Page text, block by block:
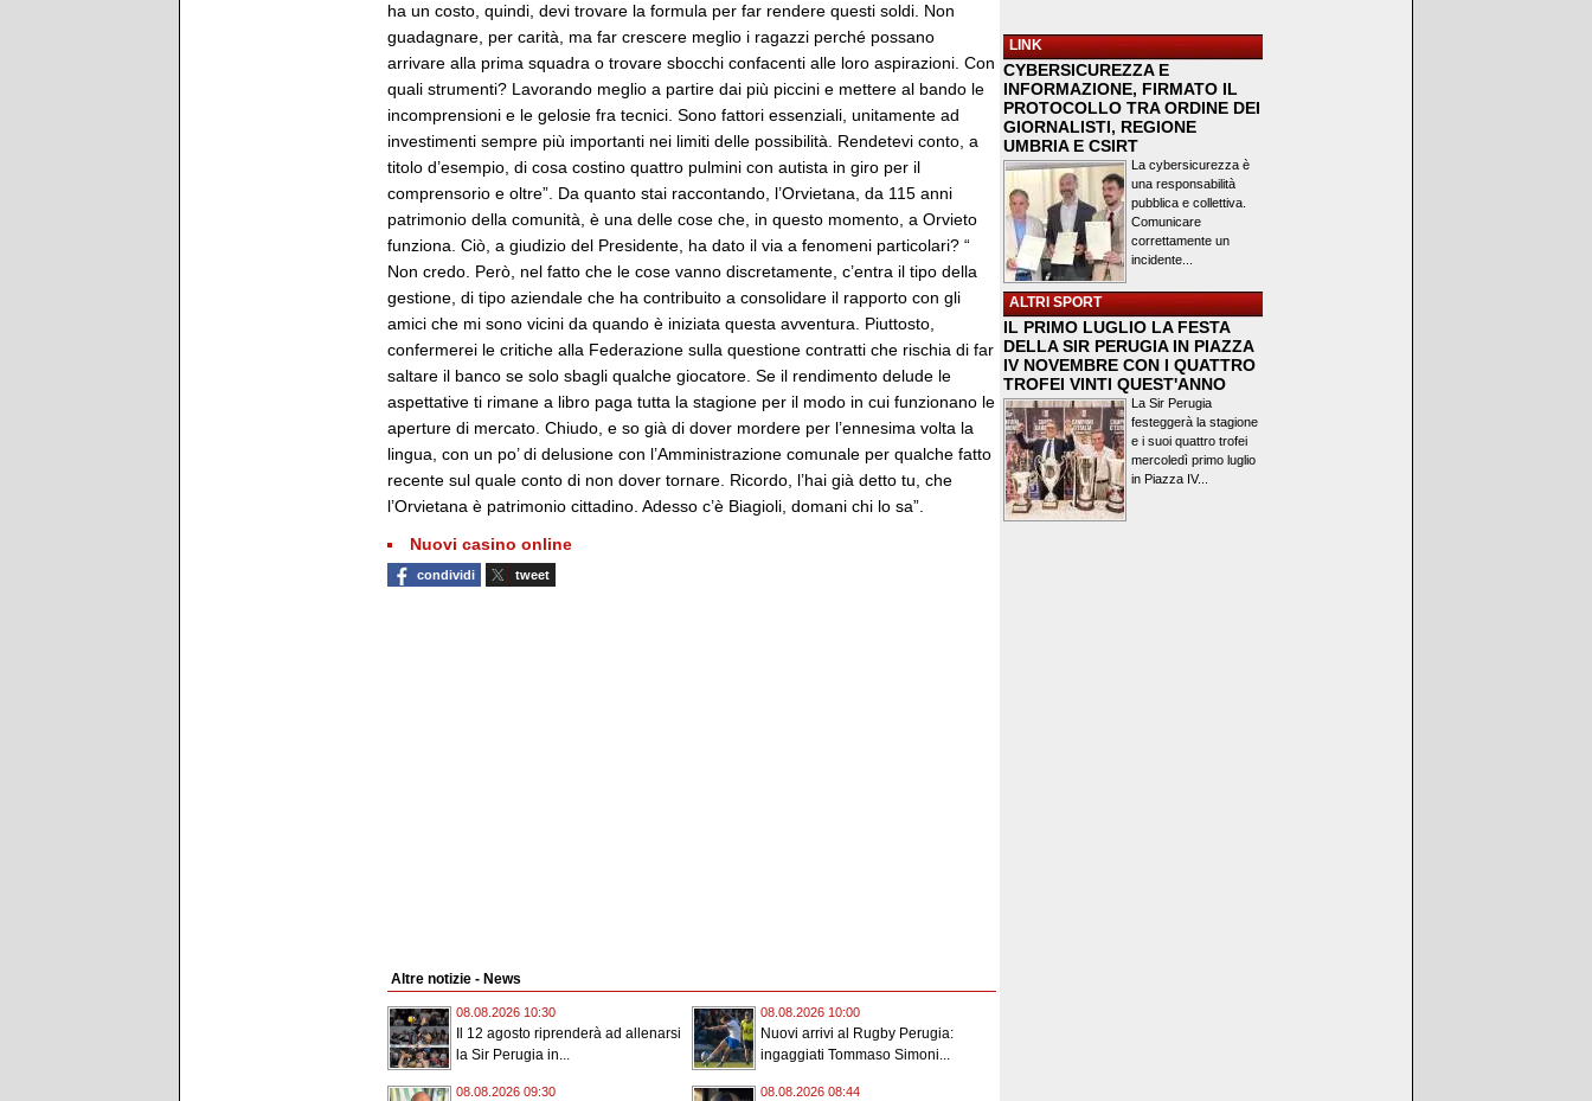
ha un costo, quindi, devi trovare la formula per far rendere questi soldi. Non
guadagnare, per carità, ma far crescere meglio i ragazzi perché possano
arrivare alla prima squadra o trovare sbocchi confacenti alle loro aspirazioni. Con
quali strumenti? Lavorando meglio a partire dai più piccini e mettere al bando le
incomprensioni e le gelosie fra tecnici. Sono fattori essenziali, unitamente ad
investimenti sempre più importanti nei limiti delle possibilità. Rendetevi conto, a
titolo d’esempio, di cosa costino quattro pulmini con autista in giro per il
comprensorio e oltre”. Da quanto stai raccontando, l’Orvietana, da 115 anni
patrimonio della comunità, è una delle cose che, in questo momento, a Orvieto
funziona. Ciò, a giudizio del Presidente, ha dato il via a fenomeni particolari? “
Non credo. Però, nel fatto che le cose vanno discretamente, c’entra il tipo della
gestione, di tipo aziendale che ha contribuito a consolidare il rapporto con gli
amici che mi sono vicini da quando è iniziata questa avventura. Piuttosto,
confermerei le critiche alla Federazione sulla questione contratti che rischia di far
saltare il banco se solo sbagli qualche giocatore. Se il rendimento delude le
aspettative ti rimane a libro paga tutta la stagione per il modo in cui funzionano le
aperture di mercato. Chiudo, e so già di dover mordere per l’ennesima volta la
lingua, con un po’ di delusione con l’Amministrazione comunale per qualche fatto
recente sul quale conto di non dover tornare. Ricordo, l’hai già detto tu, che
l’Orvietana è patrimonio cittadino. Adesso c’è Biagioli, domani chi lo sa”.
Nuovi casino online
condividi tweet
Altre notizie - News
08.08.2026 10:30
Il 12 agosto riprenderà ad allenarsi
la Sir Perugia in...
08.08.2026 10:00
Nuovi arrivi al Rugby Perugia:
ingaggiati Tommaso Simoni...
08.08.2026 09:30 08.08.2026 08:44
LINK
CYBERSICUREZZA E
INFORMAZIONE, FIRMATO IL
PROTOCOLLO TRA ORDINE DEI
GIORNALISTI, REGIONE
UMBRIA E CSIRT
La cybersicurezza è
una responsabilità
pubblica e collettiva.
Comunicare
correttamente un
incidente...
ALTRI SPORT
IL PRIMO LUGLIO LA FESTA
DELLA SIR PERUGIA IN PIAZZA
IV NOVEMBRE CON I QUATTRO
TROFEI VINTI QUEST'ANNO
La Sir Perugia
festeggerà la stagione
e i suoi quattro trofei
mercoledì primo luglio
in Piazza IV...